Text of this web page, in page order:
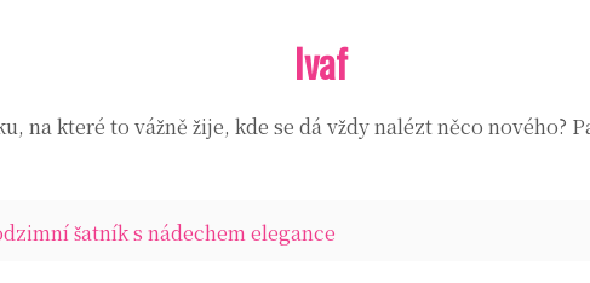
Ivaf
na které to vážně žije, kde se dá vždy nalézt něco nového?
šatník s nádechem elegance